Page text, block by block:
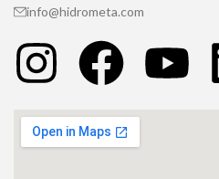
info@hidrometa.com